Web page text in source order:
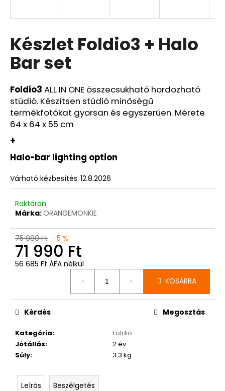
Készlet Foldio3 + Halo
Bar set
Foldio3 ALL IN ONE összecsukható hordozható
stúdió. Készítsen stúdió minőségű
termékfotókat gyorsan és egyszerűen. Mérete
64 x 64 x 55 cm
+
Halo-bar lighting option
Várható kézbesítés: 12.8.2026
Raktáron
Márka:ORANGEMONKIE
75 980 Ft –5 %
71 990 Ft
56 685 Ft ÁFA nélkül
KOSÁRBA
Kategória:
Foldio
Jótállás:
2 év
Súly: 3.3 kg
Kérdés Megosztás
N
S
Leírás Beszélgetés
j
á
n
j
u
k